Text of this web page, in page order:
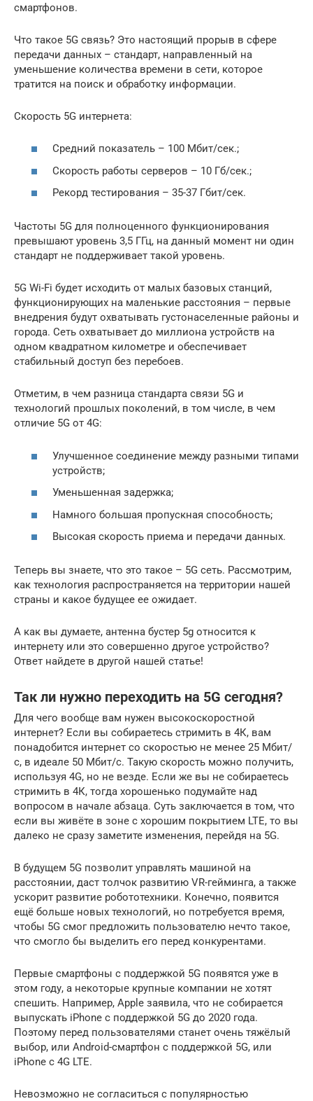
смартфонов.
Что такое 5G связь? Это настоящий прорыв в сфере
передачи данных – стандарт, направленный на
уменьшение количества времени в сети, которое
тратится на поиск и обработку информации.
Скорость 5G интернета:
Средний показатель – 100 Мбит/сек.;
Скорость работы серверов – 10 Гб/сек.;
Рекорд тестирования – 35-37 Гбит/сек.
Частоты 5G для полноценного функционирования
превышают уровень 3,5 ГГц, на данный момент ни один
стандарт не поддерживает такой уровень.
5G Wi-Fi будет исходить от малых базовых станций,
функционирующих на маленькие расстояния – первые
внедрения будут охватывать густонаселенные районы и
города. Сеть охватывает до миллиона устройств на
одном квадратном километре и обеспечивает
стабильный доступ без перебоев.
Отметим, в чем разница стандарта связи 5G и
технологий прошлых поколений, в том числе, в чем
отличие 5G от 4G:
Улучшенное соединение между разными типами
устройств;
Уменьшенная задержка;
Намного большая пропускная способность;
Высокая скорость приема и передачи данных.
Теперь вы знаете, что это такое – 5G сеть. Рассмотрим,
как технология распространяется на территории нашей
страны и какое будущее ее ожидает.
А как вы думаете, антенна бустер 5g относится к
интернету или это совершенно другое устройство?
Ответ найдете в другой нашей статье!
Так ли нужно переходить на 5G сегодня?
Для чего вообще вам нужен высокоскоростной
интернет? Если вы собираетесь стримить в 4К, вам
понадобится интернет со скоростью не менее 25 Мбит/
с, в идеале 50 Мбит/с. Такую скорость можно получить,
используя 4G, но не везде. Если же вы не собираетесь
стримить в 4К, тогда хорошенько подумайте над
вопросом в начале абзаца. Суть заключается в том, что
если вы живёте в зоне с хорошим покрытием LTE, то вы
далеко не сразу заметите изменения, перейдя на 5G.
В будущем 5G позволит управлять машиной на
расстоянии, даст толчок развитию VR-гейминга, а также
ускорит развитие робототехники. Конечно, появится
ещё больше новых технологий, но потребуется время,
чтобы 5G смог предложить пользователю нечто такое,
что смогло бы выделить его перед конкурентами.
Первые смартфоны с поддержкой 5G появятся уже в
этом году, а некоторые крупные компании не хотят
спешить. Например, Apple заявила, что не собирается
выпускать iPhone с поддержкой 5G до 2020 года.
Поэтому перед пользователями станет очень тяжёлый
выбор, или Android-смартфон с поддержкой 5G, или
iPhone с 4G LTE.
Невозможно не согласиться с популярностью